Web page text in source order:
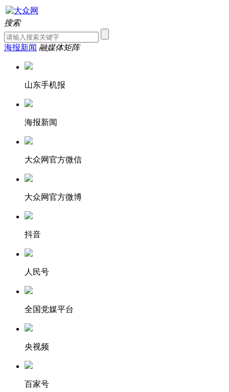
搜索
海报新闻 融媒体矩阵
山东手机报
海报新闻
大众网官方微信
大众网官方微博
抖音
人民号
全国党媒平台
央视频
百家号